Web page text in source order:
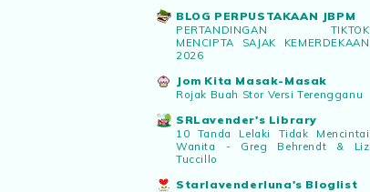
BLOG PERPUSTAKAAN JBPM
PERTANDINGAN TIKTOK
MENCIPTA SAJAK KEMERDEKAAN
2026
Jom Kita Masak-Masak
Rojak Buah Stor Versi Terengganu
SRLavender's Library
10 Tanda Lelaki Tidak Mencintai
Wanita - Greg Behrendt & Liz
Tuccillo
Starlavenderluna's Bloglist